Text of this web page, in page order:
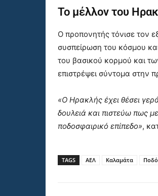
Το μέλλον του
Ο προπονητής τόνισε τον
συσπείρωση του κόσμου
του βασικού κορμού και
επιστρέψει σύντομα στην
«Ο Ηρακλής έχει θέσει
δουλειά και πιστεύω πως
ποδοσφαιρικό επίπεδο»,
TAGS ΑΕΛ Καλαμάτα